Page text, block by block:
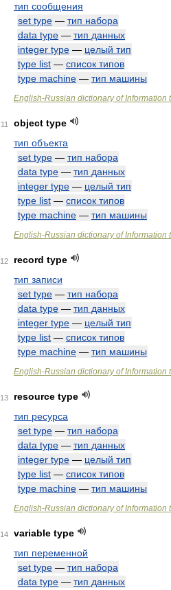
тип сообщения
set type — тип набора
data type — тип данных
integer type — целый тип
type list — список типов
type machine — тип машины
English-Russian dictionary of Information
11
object type
тип объекта
set type — тип набора
data type — тип данных
integer type — целый тип
type list — список типов
type machine — тип машины
English-Russian dictionary of Information
12
record type
тип записи
set type — тип набора
data type — тип данных
integer type — целый тип
type list — список типов
type machine — тип машины
English-Russian dictionary of Information
13
resource type
тип ресурса
set type — тип набора
data type — тип данных
integer type — целый тип
type list — список типов
type machine — тип машины
English-Russian dictionary of Information
14
variable type
тип переменной
set type — тип набора
data type — тип данных